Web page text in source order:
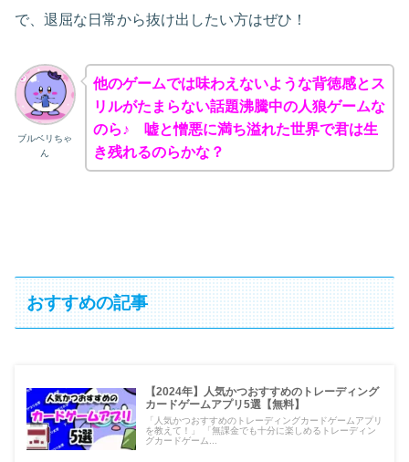
で、退屈な日常から抜け出したい方はぜひ！
ブルベリちゃ
ん
他のゲームでは味わえないような背徳感とス
リルがたまらない話題沸騰中の人狼ゲームな
のら♪ 嘘と憎悪に満ち溢れた世界で君は生
き残れるのらかな？
おすすめの記事
【2024年】人気かつおすすめのトレーディング
カードゲームアプリ5選【無料】
「人気かつおすすめのトレーディングカードゲームアプリ
を教えて！」 「無課金でも十分に楽しめるトレーディン
グカードゲーム...